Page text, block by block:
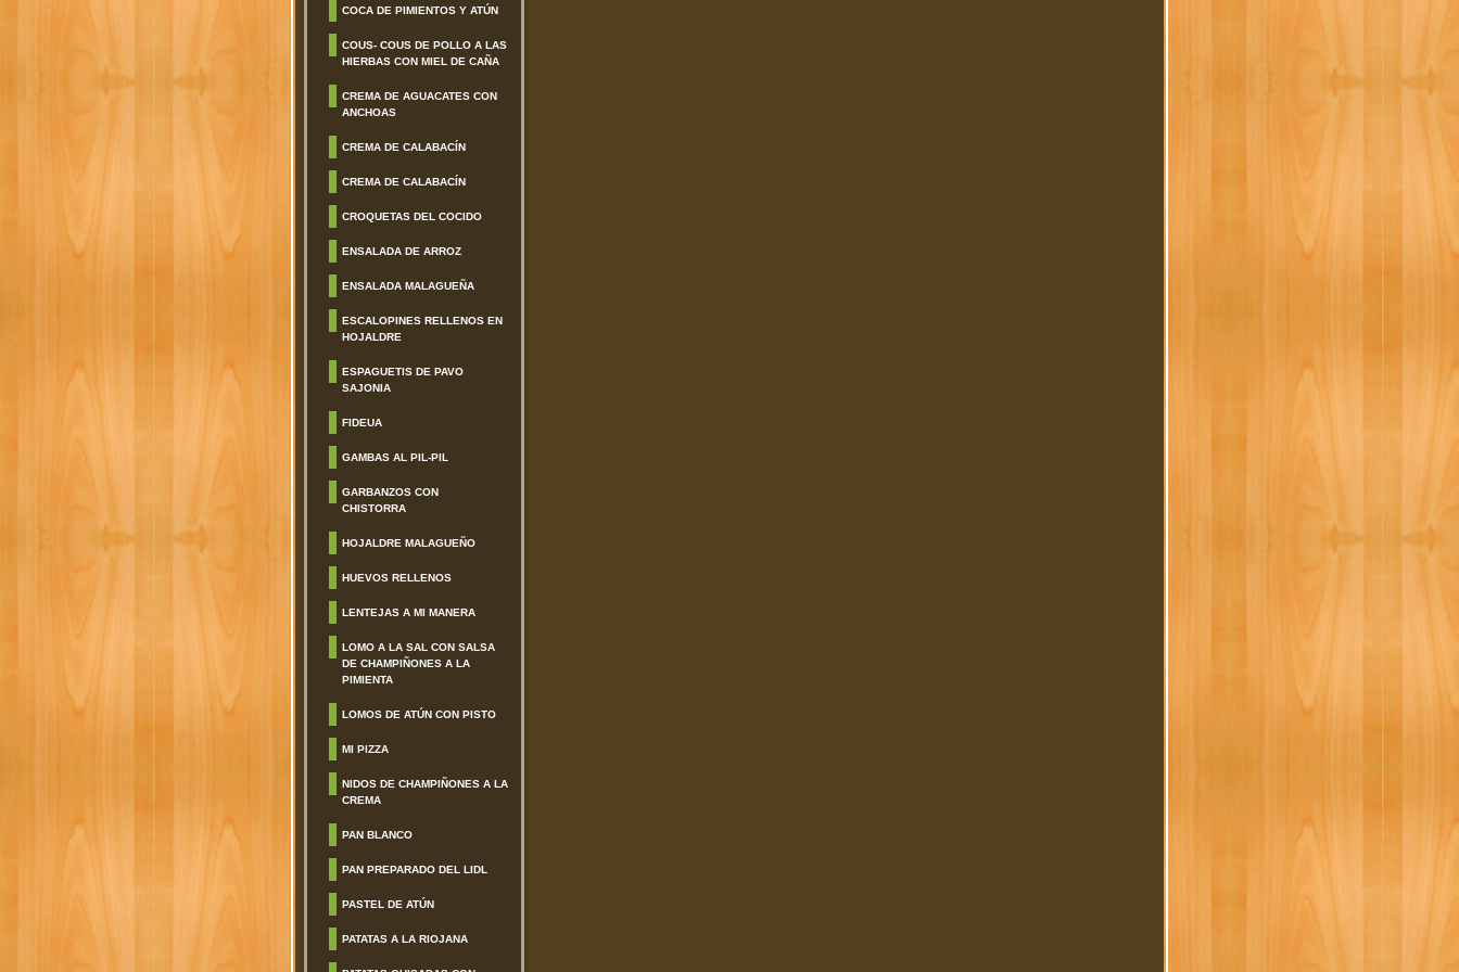
COCA DE PIMIENTOS Y ATÚN
COUS- COUS DE POLLO A LAS
HIERBAS CON MIEL DE CAÑA
CREMA DE AGUACATES CON
ANCHOAS
CREMA DE CALABACÍN
CREMA DE CALABACÍN
CROQUETAS DEL COCIDO
ENSALADA DE ARROZ
ENSALADA MALAGUEÑA
ESCALOPINES RELLENOS EN
HOJALDRE
ESPAGUETIS DE PAVO
SAJONIA
FIDEUA
GAMBAS AL PIL-PIL
GARBANZOS CON
CHISTORRA
HOJALDRE MALAGUEÑO
HUEVOS RELLENOS
LENTEJAS A MI MANERA
LOMO A LA SAL CON SALSA
DE CHAMPIÑONES A LA
PIMIENTA
LOMOS DE ATÚN CON PISTO
MI PIZZA
NIDOS DE CHAMPIÑONES A LA
CREMA
PAN BLANCO
PAN PREPARADO DEL LIDL
PASTEL DE ATÚN
PATATAS A LA RIOJANA